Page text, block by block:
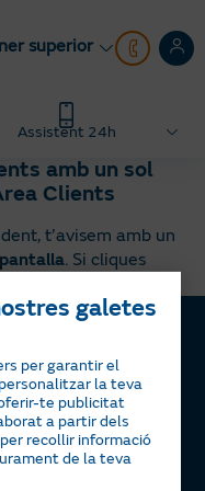
superior
Assistent 24h
amb un sol
Clients
t’avisem amb un
. Si cliques
pagament pendent:
galetes
per garantir el
la teva
oferir-te publicitat
a partir dels
recollir informació
de la teva